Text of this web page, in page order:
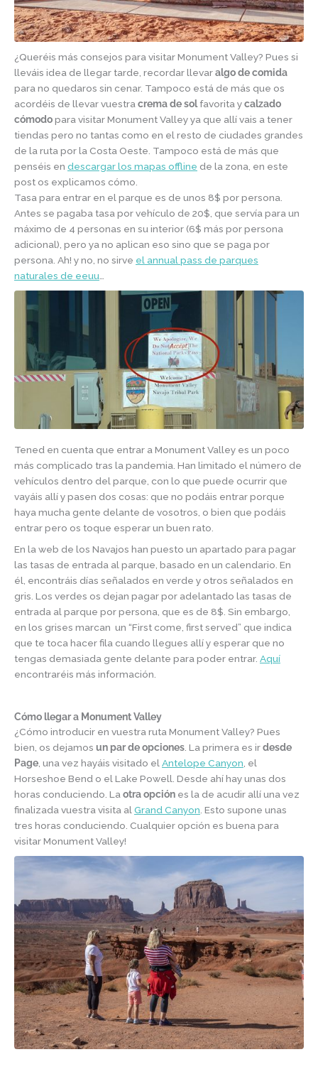
¿Queréis más consejos para visitar Monument Valley? Pues si
lleváis idea de llegar tarde, recordar llevaralgo de comida
para no quedaros sin cenar. Tampoco está de más que os
acordéis de llevar vuestra crema de solfavorita ycalzado
cómodopara visitar Monument Valley ya que allí vais a tener
tiendas pero no tantas como en el resto de ciudades grandes
de la ruta por la Costa Oeste. Tampoco está de más que
penséis en descargar los mapas offline de la zona, en este
post os explicamos cómo.
Tasa para entrar en el parque es de unos 8$ por persona.
Antes se pagaba tasa por vehículo de 20$, que servía para un
máximo de 4 personas en su interior (6$ más por persona
adicional), pero ya no aplican eso sino que se paga por
persona. Ah! y no, no sirve el annual pass de parques
naturales de eeuu
Tened en cuenta que entrar a Monument Valley es un poco
más complicado tras la pandemia. Han limitado el número de
vehículos dentro del parque, con lo que puede ocurrir que
vayáis allí y pasen dos cosas: que no podáis entrar porque
haya mucha gente delante de vosotros, o bien que podáis
entrar pero os toque esperar un buen rato.
En la web de los Navajos han puesto un apartado para pagar
las tasas de entrada al parque, basado en un calendario. En
él, encontráis días señalados en verde y otros señalados en
gris. Los verdes os dejan pagar por adelantado las tasas de
entrada al parque por persona, que es de 8$. Sin embargo,
en los grises marcan un “First come, first served” que indica
que te toca hacer fila cuando llegues allí y esperar que no
tengas demasiada gente delante para poder entrar. Aquí
encontraréis más información.
Cómo llegar a Monument Valley
¿Cómo introducir en vuestra ruta Monument Valley? Pues
bien, os dejamos un par de opciones . La primera es irdesde
Page , una vez hayáis visitado el Antelope Canyon , el
Horseshoe Bend o el Lake Powell. Desde ahí hay unas dos
horas conduciendo. La otra opción es la de acudir allí una vez
finalizada vuestra visita al Grand Canyon . Esto supone unas
tres horas conduciendo. Cualquier opción es buena para
visitar Monument Valley!